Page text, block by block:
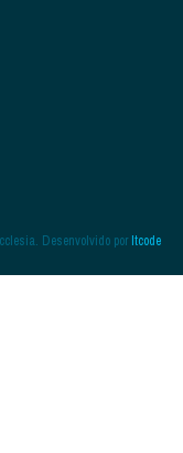
Desenvolvido porItcode